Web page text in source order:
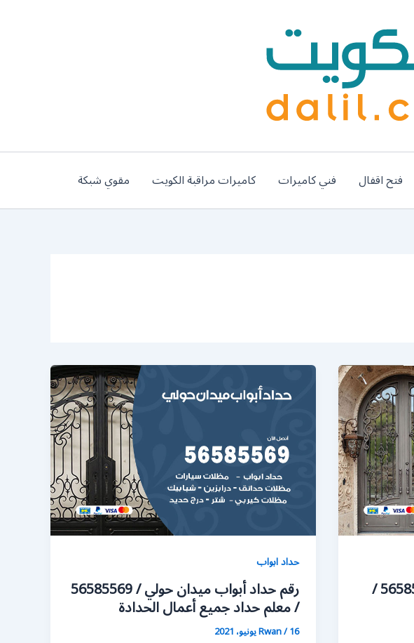
فتح اقفال فني كاميرات كاميرات مراقبة الكويت مقوي شبكة
رقم حداد أبواب الرميثية / 56585569 /
حداد ابواب
رقم حداد أبواب ميدان حولي / 56585569
/ معلم حداد جميع أعمال الحدادة
Rwan/16 يونيو، 2021